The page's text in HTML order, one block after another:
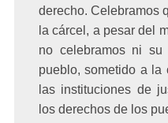
derecho. Celebramos
la cárcel, a pesar del
no celebramos ni
pueblo, sometido a la
las instituciones de
los derechos de los